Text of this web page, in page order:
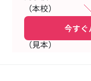
今すぐ